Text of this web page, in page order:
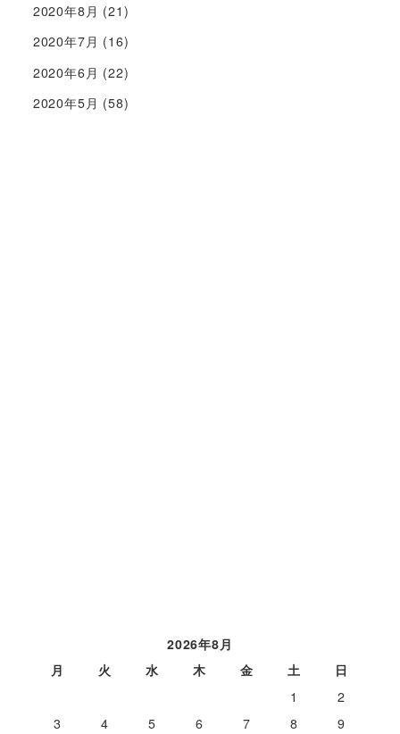
2020年8月 (21)
2020年7月 (16)
2020年6月 (22)
2020年5月 (58)
2026年8月
月
火 水 木 金 土
日
1
2
3
4 5 6 7 8
9